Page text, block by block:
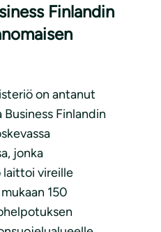
Finlandin
on antanut
Business Finlandin
jonka
laittoi vireille
150